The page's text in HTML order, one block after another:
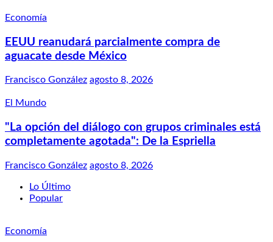
Economía
EEUU reanudará parcialmente compra de
aguacate desde México
Francisco González agosto 8, 2026
El Mundo
"La opción del diálogo con grupos criminales está
completamente agotada": De la Espriella
Francisco González agosto 8, 2026
Lo Último
Popular
Economía